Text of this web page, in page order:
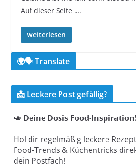
Auf dieser Seite ….
Weiterlesen
🌍🗣️ Translate
📩 Leckere Post gefällig?
🥑 Deine Dosis Food-Inspiration!
Hol dir regelmäßig leckere
Food-Trends & Küchentricks
dein Postfach!